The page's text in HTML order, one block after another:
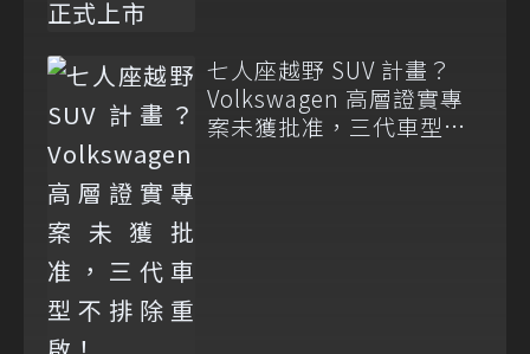
七人座越野 SUV 計畫？
Volkswagen 高層證實專
案未獲批准，三代車型不